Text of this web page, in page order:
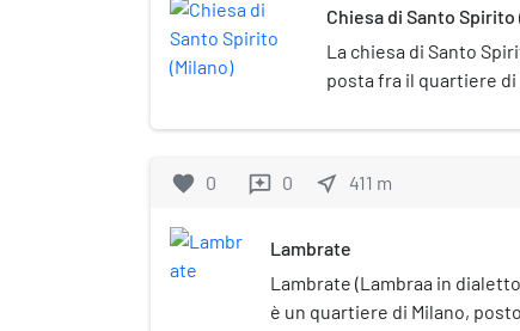
Chiesa di Santo Spirito
La chiesa di Santo
posta fra il quartiere
favorite 0 reviews 0 near_me 411 m
Lambrate
Lambrate (Lambraa in
è un quartiere di Milano,